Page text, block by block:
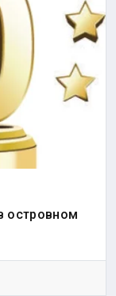
островном